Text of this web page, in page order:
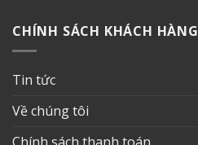
CHÍNH SÁCH KHÁCH HÀNG
Tin tức
Về chúng tôi